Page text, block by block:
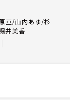
亘/山内あゆ/杉
井美香